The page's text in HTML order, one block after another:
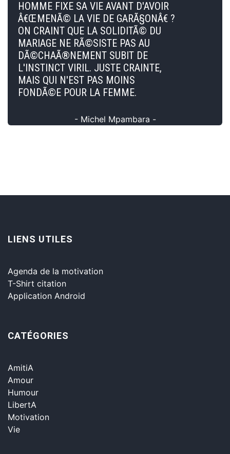
HOMME FIXE SA VIE AVANT D'AVOIR
Â€ŒMENÃ© LA VIE DE GARÃ§ONÂ€ ?
ON CRAINT QUE LA SOLIDITÃ© DU
MARIAGE NE RÃ©SISTE PAS AU
DÃ©CHAÃ®NEMENT SUBIT DE
L'INSTINCT VIRIL. JUSTE CRAINTE,
MAIS QUI N'EST PAS MOINS
FONDÃ©E POUR LA FEMME.
- Michel Mpambara -
LIENS UTILES
Agenda de la motivation
T-Shirt citation
Application Android
CATÉGORIES
AmitiA
Amour
Humour
LibertA
Motivation
Vie